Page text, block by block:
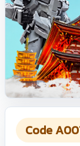
Code